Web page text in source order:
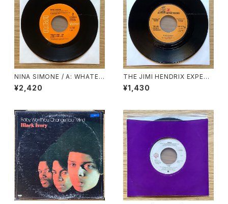
NINA SIMONE / A: WHATEV
ER I AM (YOU MADE ME) /
B: WHY MUST YOUR LOVE
¥2,420
THE JIMI HENDRIX EXPERI
ENCE / A: PURPLE HAZE /
B: FOXEY LADY
¥1,430